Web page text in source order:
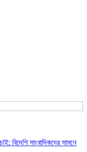
বিদেশি সাংবাদিকদের সামনে